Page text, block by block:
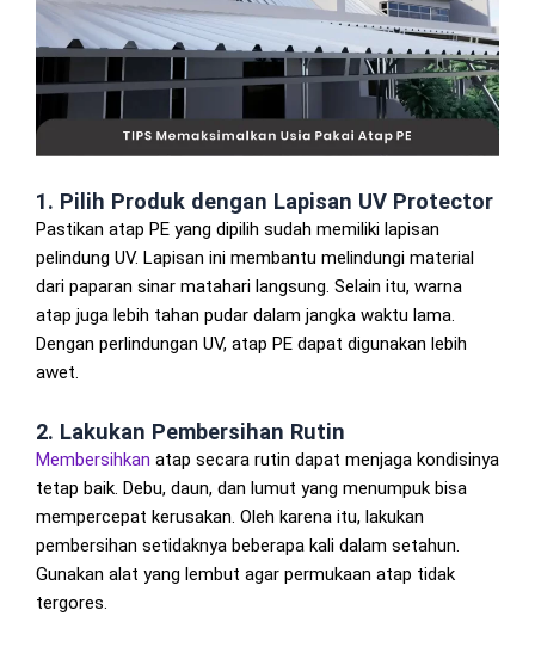
1. Pilih Produk dengan Lapisan UV Protector
Pastikan atap PE yang dipilih sudah memiliki lapisan
pelindung UV. Lapisan ini membantu melindungi material
dari paparan sinar matahari langsung. Selain itu, warna
atap juga lebih tahan pudar dalam jangka waktu lama.
Dengan perlindungan UV, atap PE dapat digunakan lebih
awet.
2. Lakukan Pembersihan Rutin
Membersihkan atap secara rutin dapat menjaga kondisinya
tetap baik. Debu, daun, dan lumut yang menumpuk bisa
mempercepat kerusakan. Oleh karena itu, lakukan
pembersihan setidaknya beberapa kali dalam setahun.
Gunakan alat yang lembut agar permukaan atap tidak
tergores.